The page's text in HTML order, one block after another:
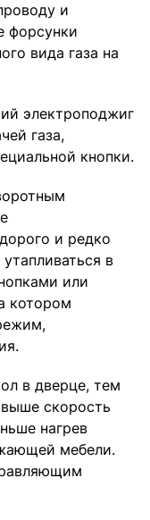
и
форсунки
вида газа на
электроподжиг
газа,
кнопки.
и редко
в
или
котором
в дверце, тем
скорость
нагрев
мебели.